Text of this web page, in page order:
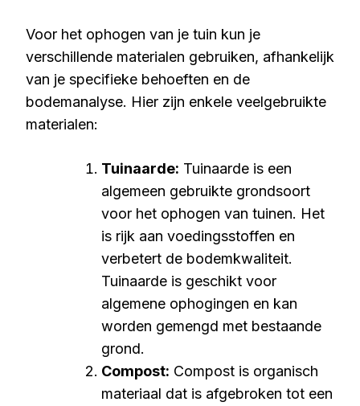
Voor het ophogen van je tuin kun je
verschillende materialen gebruiken, afhankelijk
van je specifieke behoeften en de
bodemanalyse. Hier zijn enkele veelgebruikte
materialen:
Tuinaarde: Tuinaarde is een
algemeen gebruikte grondsoort
voor het ophogen van tuinen. Het
is rijk aan voedingsstoffen en
verbetert de bodemkwaliteit.
Tuinaarde is geschikt voor
algemene ophogingen en kan
worden gemengd met bestaande
grond.
Compost: Compost is organisch
materiaal dat is afgebroken tot een